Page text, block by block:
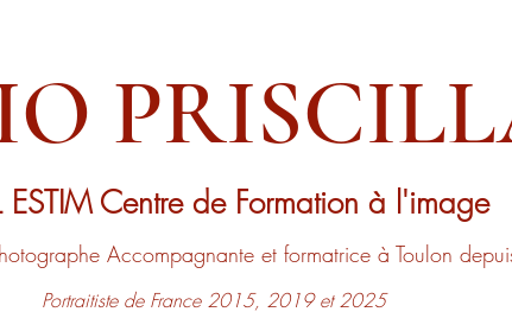
ESTIMCentre de Formation à l'image
Accompagnanteet formatrice à Toulon
Portraitiste de France 2015, 2019 et 2025